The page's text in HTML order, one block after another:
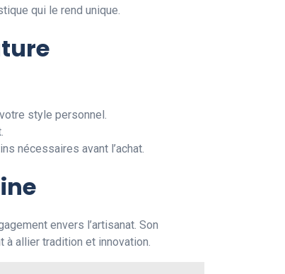
qui le rend unique.
style personnel.
nécessaires avant l’achat.
envers l’artisanat. Son
allier tradition et innovation.